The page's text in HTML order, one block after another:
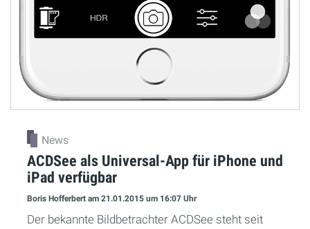
News
ACDSee als Universal-App für iPhone und
iPad verfügbar
Boris Hofferbert am 21.01.2015 um 16:07 Uhr
Der bekannte Bildbetrachter ACDSee steht seit